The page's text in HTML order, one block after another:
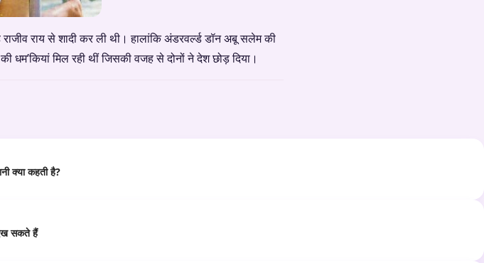
राय से शादी कर ली थी। हालांकि अंडरवर्ल्ड डॉन अबू सलेम की
मिल रही थीं जिसकी वजह से दोनों ने देश छोड़ दिया।
क्या कहती है?
सकते हैं